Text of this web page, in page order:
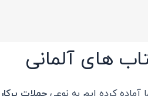
های آلمانی